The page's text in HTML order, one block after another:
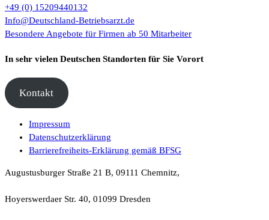
+49 (0) 15209440132
Info@Deutschland-Betriebsarzt.de
Besondere Angebote für Firmen ab 50 Mitarbeiter
In sehr vielen Deutschen Standorten für Sie Vorort
Kontakt
Impressum
Datenschutzerklärung
Barrierefreiheits-Erklärung gemäß BFSG
Augustusburger Straße 21 B, 09111 Chemnitz,
Hoyerswerdaer Str. 40, 01099 Dresden